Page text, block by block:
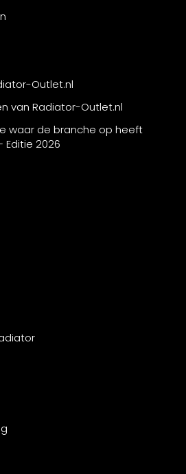
Outlet.nl
van Radiator-Outlet.nl
waar de branche op heeft
Editie 2026